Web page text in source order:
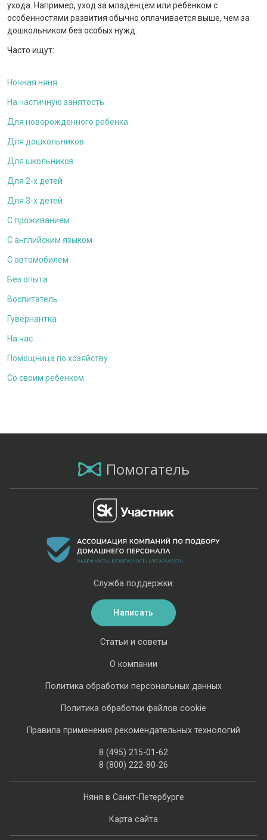
ухода. Например, уход за младенцем или ребёнком с
особенностями развития обычно оплачивается выше, чем за
дошкольником без особых нужд.
Часто ищут:
Ночная няня
На частичную занятость
Для новорожденного ребенка
Для дошкольников
Для школьников
Для 2-х детей
Для 3-х детей
С проживанием
С английским языком
С автомобилем
Без опыта
Воспитатель
Гувернантка
На час
Помощница по хозяйству
Со своим ребенком
Помогатель
Няня в Санкт-Петербурге
Карта сайта
Статьи и советы
О компании
Политика обработки персональных данных
Политика обработки файлов cookie
Правила применения рекомендательных технологий
8 (495) 215-01-62
8 (800) 222-80-26
Служба поддержки:
Написать